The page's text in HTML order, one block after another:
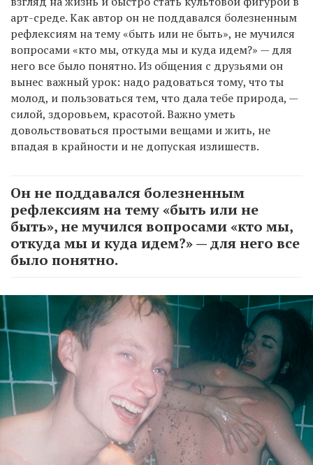
арт-среде. Как автор он не поддавался болезненным
рефлексиям на тему «быть или не быть», не мучился
вопросами «кто мы, откуда мы и куда идем?» — для
него все было понятно. Из общения с друзьями он
вынес важный урок: надо радоваться тому, что ты
молод, и пользоваться тем, что дала тебе природа, —
силой, здоровьем, красотой. Важно уметь
довольствоваться простыми вещами и жить, не
впадая в крайности и не допуская излишеств.
Он не поддавался болезненным
рефлексиям на тему «быть или не
быть», не мучился вопросами «кто мы,
откуда мы и куда идем?» — для него все
было понятно.